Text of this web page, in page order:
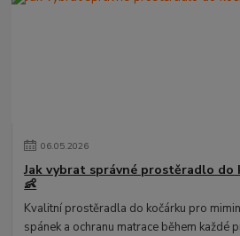
06.05.2026
Jak vybrat správné prostěradlo do
👶
Kvalitní prostěradla do kočárku pro
spánek a ochranu matrace během každé